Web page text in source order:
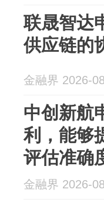
联晟智达
供应链的
金融界 2026-
中创新航
利，能够
评估准确
金融界 2026-